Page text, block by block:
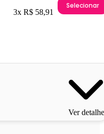
3x R$ 58,91
Selecionar
Ver